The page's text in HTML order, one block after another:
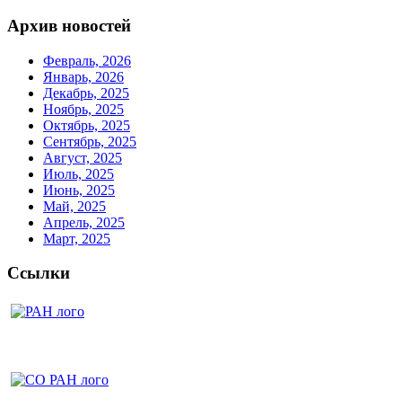
Архив новостей
Февраль, 2026
Январь, 2026
Декабрь, 2025
Ноябрь, 2025
Октябрь, 2025
Сентябрь, 2025
Август, 2025
Июль, 2025
Июнь, 2025
Май, 2025
Апрель, 2025
Март, 2025
Ссылки